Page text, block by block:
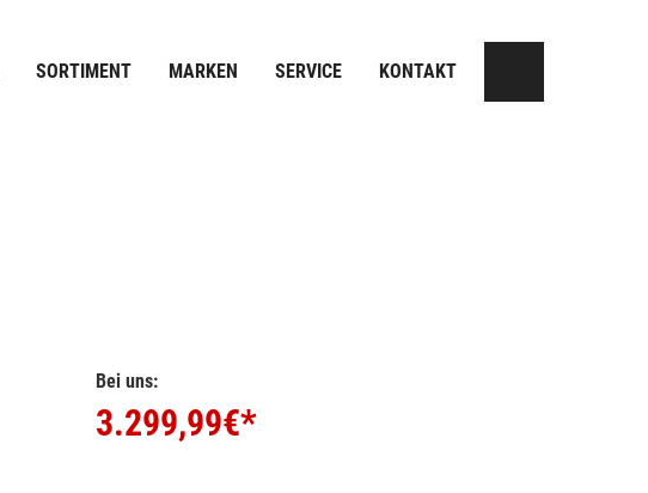
SORTIMENT MARKEN SERVICE KONTAKT
Bei uns:
3.299,99€*